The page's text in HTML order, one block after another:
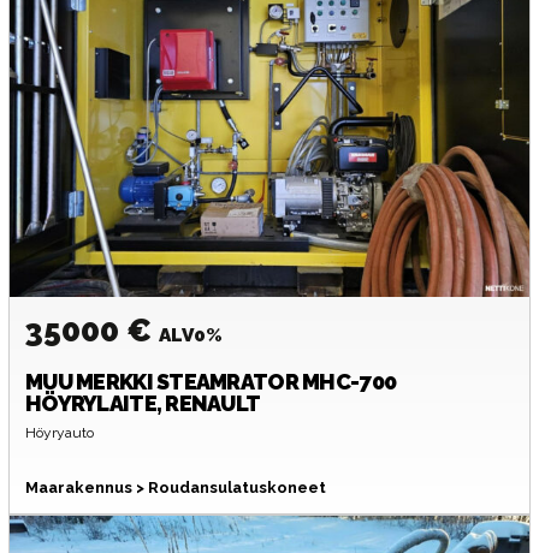
35000 € ALV0%
MUU MERKKISTEAMRATOR MHC-700
HÖYRYLAITE, RENAULT
Höyryauto
Maarakennus > Roudansulatuskoneet